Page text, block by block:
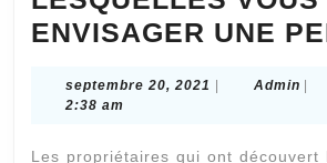
ENVISAGER UNE
septembre 20, 2021 septembre
| Admin |
2:38 am
Les propriétaires qui ont découvert